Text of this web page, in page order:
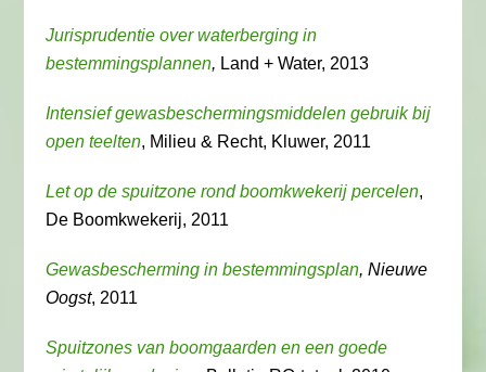
Jurisprudentie over waterberging in
bestemmingsplannen, Land + Water, 2013
Intensief gewasbeschermingsmiddelen gebruik bij
open teelten, Milieu & Recht, Kluwer, 2011
Let op de spuitzone rond boomkwekerij percelen,
De Boomkwekerij, 2011
Gewasbescherming in bestemmingsplan, Nieuwe
Oogst, 2011
Spuitzones van boomgaarden en een goede